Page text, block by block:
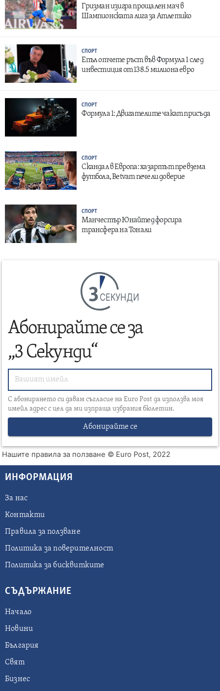
Гризман изигра прощален мач в
Шампионската лига за Атлетико
СПОРТ
Епъл отчете ръст във Формула 1 след
инвестиция от 138.5 милиона евро
СПОРТ
Формула 1: Двигателите чакат присъда
СПОРТ
Скандал в Европа: хазартът превзема
футбола, Betvam печели доверие
СПОРТ
Манчестър Юнайтед форсира
трансфера на Тонали
СЕКУНДИ
Абонирайте се за
„3 Секунди“
С абонирането си давам съгласие на Euro Post да използва моя
имейл адрес с цел да ми изпраща избрания бюлетин.
Абонирайте се
Нашите правила за ползване © Euro Post, 2022
ИНФОРМАЦИЯ
За нас
Контакти
Правила за ползване
Политика за поверителност
Политика за бисквитките
СЪДЪРЖАНИЕ
Начало
Новини
България
Свят
Бизнес